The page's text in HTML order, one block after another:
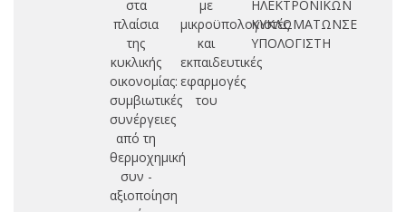
στα
πλαίσια
της
κυκλικής
οικονομίας:
συμβιωτικές
συνέργειες
από τη
θερμοχημική
συν -
αξιοποίηση
με
μικροϋπολογιστές
και
εκπαιδευτικές
εφαρμογές
του
ΗΛΕΚΤΡΟΝΙΚΩΝ
ΚΥΚΛΩΜΑΤΩΝΣΕ
ΥΠΟΛΟΓΙΣΤΗ